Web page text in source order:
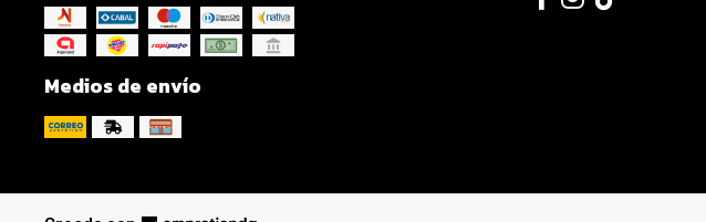
Medios de envío